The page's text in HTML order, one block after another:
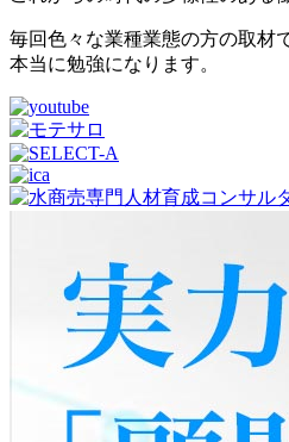
毎回色々な業種業態の方の取材で
本当に勉強になります。